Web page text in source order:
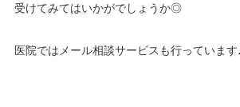
受けてみてはいかがでしょうか◎
医院ではメール相談サービスも行っています